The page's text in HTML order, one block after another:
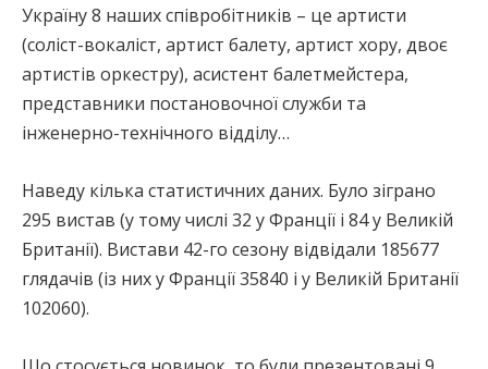
Україну 8 наших співробітників – це артисти
(соліст-вокаліст, артист балету, артист хору, двоє
артистів оркестру), асистент балетмейстера,
представники постановочної служби та
інженерно-технічного відділу…
Наведу кілька статистичних даних. Було зіграно
295 вистав (у тому числі 32 у Франції і 84 у Великій
Британії). Вистави 42-го сезону відвідали 185677
глядачів (із них у Франції 35840 і у Великій Британії
102060).